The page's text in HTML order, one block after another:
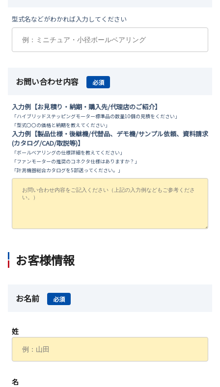
型式名などがわかれば入力してください
お問い合わせ内容 必須
入力例【お見積り・納期・購入先/代理店のご紹介】
「ハイブリッドステッピングモーター標準品の数量10個の見積をください」
「型式〇〇の価格と納期を教えてください」
入力例【製品仕様・後継機/代替品、デモ機/サンプル依頼、資料請求
(カタログ/CAD/取説等)】
「ボールベアリングの仕様詳細を教えてください」
「ファンモーターの推奨のコネクタ仕様はありますか？」
「計測機器総合カタログを5部送ってください。」
お客様情報
お名前 必須
姓
名